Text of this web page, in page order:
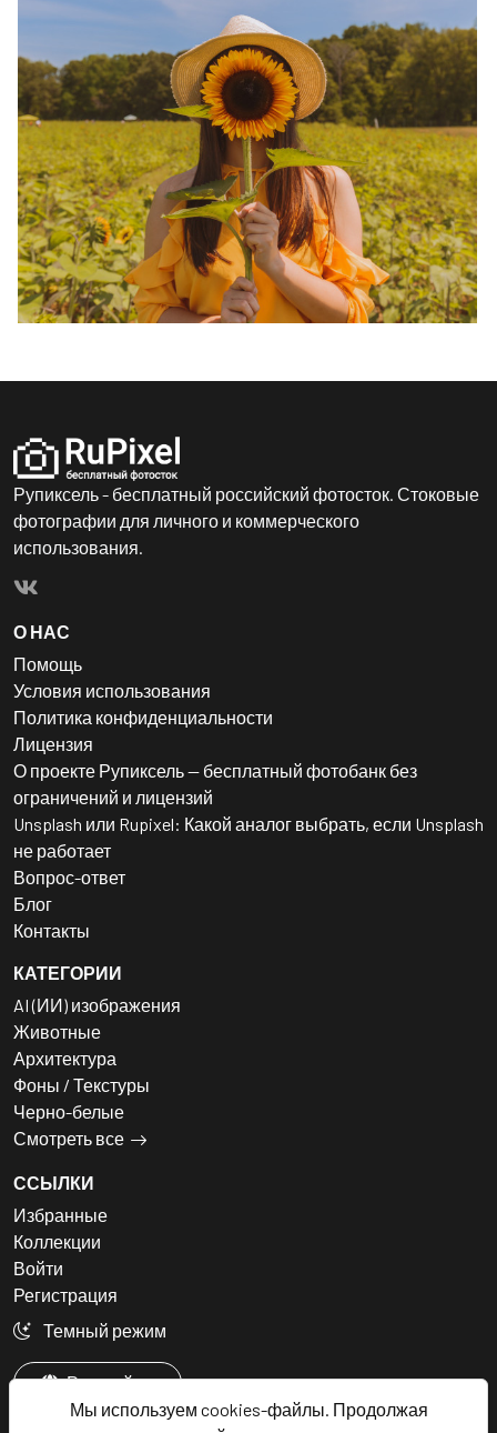
Мы используем cookies-файлы. Продолжая
Рупиксель - бесплатный российский фотосток. Стоковые
фотографии для личного и коммерческого
использования.
О НАС
Помощь
Условия использования
Политика конфиденциальности
Лицензия
О проекте Рупиксель — бесплатный фотобанк без
ограничений и лицензий
Unsplash или Rupixel: Какой аналог выбрать, если Unsplash
не работает
Вопрос-ответ
Блог
Контакты
КАТЕГОРИИ
AI (ИИ) изображения
Животные
Архитектура
Фоны / Текстуры
Черно-белые
Смотреть все
ССЫЛКИ
Избранные
Коллекции
Войти
Регистрация
Темный режим
Русский